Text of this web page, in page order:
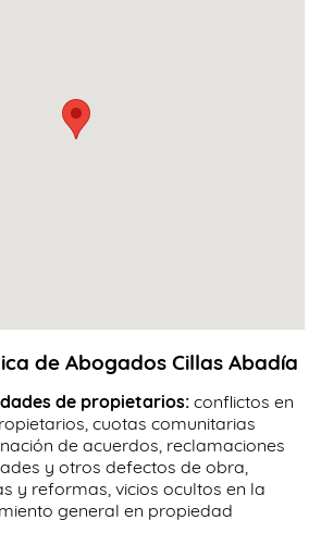
de Abogados Cillas Abadía
de propietarios: conflictos en
cuotas comunitarias
de acuerdos, reclamaciones
y otros defectos de obra,
y reformas, vicios ocultos en la
general en propiedad